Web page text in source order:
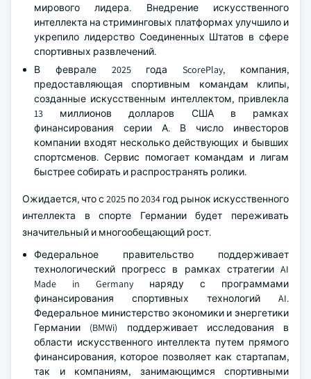
мирового лидера. Внедрение искусственного
интеллекта на стриминговых платформах улучшило и
укрепило лидерство Соединенных Штатов в сфере
спортивных развлечений.
В феврале 2025 года ScorePlay, компания,
предоставляющая спортивным командам клипы,
созданные искусственным интеллектом, привлекла
13 миллионов долларов США в рамках
финансирования серии А. В число инвесторов
компании входят несколько действующих и бывших
спортсменов. Сервис помогает командам и лигам
быстрее собирать и распространять ролики.
Ожидается, что с 2025 по 2034 год рынок искусственного
интеллекта в спорте Германии будет переживать
значительный и многообещающий рост.
Федеральное правительство поддерживает
технологический прогресс в рамках стратегии AI
Made in Germany наряду с программами
финансирования спортивных технологий AI.
Федеральное министерство экономики и энергетики
Германии (BMWi) поддерживает исследования в
области искусственного интеллекта путем прямого
финансирования, которое позволяет как стартапам,
так и компаниям, занимающимся спортивными